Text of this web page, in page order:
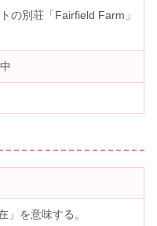
の別荘「Fairfield Farm」
」を意味する。